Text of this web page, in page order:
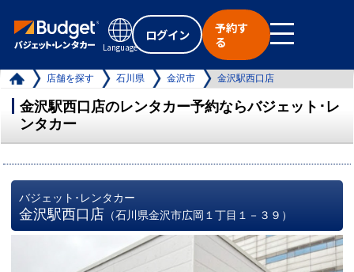
Language
ログイン
予約す
る
店舗を探す 石川県 金沢市 金沢駅西口店
金沢駅西口店のレンタカー予約ならバジェット･レ
ンタカー
バジェット･レンタカー
金沢駅西口店 （石川県金沢市広岡１丁目１－３９）